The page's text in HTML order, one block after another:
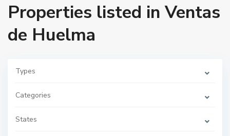
Properties listed in Ventas
de Huelma
Types
Categories
States
V
n
t
e
H
e
l
,